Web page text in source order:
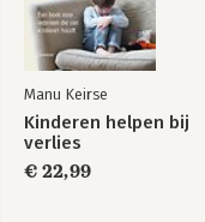
Manu Keirse
Kinderen helpen bij
verlies
€ 22,99